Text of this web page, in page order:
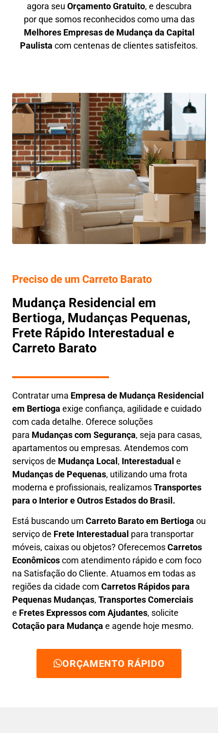
agora seu Orçamento Gratuito, e descubra
por que somos reconhecidos como uma das
Melhores Empresas de Mudança da Capital
Paulista com centenas de clientes satisfeitos.
Preciso de um Carreto Barato
Mudança Residencial em
Bertioga, Mudanças Pequenas,
Frete Rápido Interestadual e
Carreto Barato
Contratar uma Empresa de Mudança Residencial
em Bertioga exige confiança, agilidade e cuidado
com cada detalhe. Oferece soluções
para Mudanças com Segurança, seja para casas,
apartamentos ou empresas. Atendemos com
serviços de Mudança Local , Interestadual e
Mudanças de Pequenas, utilizando uma frota
moderna e profissionais, realizamosTransportes
para o Interior e Outros Estados do Brasil.
Está buscando um Carreto Barato em Bertioga ou
serviço de Frete Interestadual para transportar
móveis, caixas ou objetos? OferecemosCarretos
Econômicoscom atendimento rápido e com foco
na Satisfação do Cliente. Atuamos em todas as
regiões da cidade com Carretos Rápidos para
Pequenas Mudanças, TransportesComerciais
e Fretes Expressos com Ajudantes, solicite
Cotação para Mudança e agende hoje mesmo.
ORÇAMENTO RÁPIDO